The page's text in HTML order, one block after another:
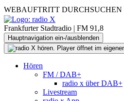
WEBAUFTRITT DURCHSUCHEN
Frankfurter Stadtradio | FM 91,8
Hauptnavigation ein-/ausblenden
Hören
FM / DAB+
radio x über DAB+
Livestream